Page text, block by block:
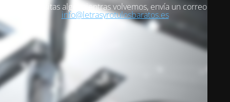
Si necesitas algo mientras volvemos, envía un correo a
info@letrasyrotulosbaratos.es